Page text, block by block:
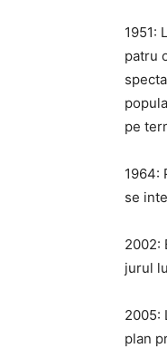
1951:
patru
pe
1964:
se
2002:
jurul
2005:
plan